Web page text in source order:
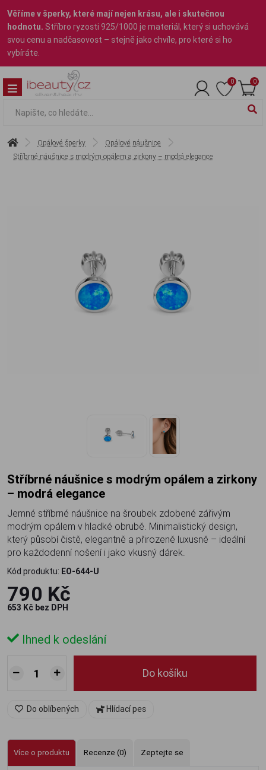
Věříme v šperky, které mají nejen krásu, ale i skutečnou
hodnotu. Stříbro ryzosti 925/1000 je materiál, který si uchovává
svou cenu a nadčasovost – stejně jako chvíle, pro které si ho
vybíráte.
0 0
Opálové šperky
Opálové náušnice
Stříbrné náušnice s modrým opálem a zirkony – modrá elegance
Stříbrné náušnice s modrým opálem a zirkony
– modrá elegance
Jemné stříbrné náušnice na šroubek zdobené zářivým
modrým opálem v hladké obrubě. Minimalistický design,
který působí čistě, elegantně a přirozeně luxusně – ideální
pro každodenní nošení i jako vkusný dárek.
Kód produktu: EO-644-U
790 Kč
653 Kč bez DPH
Ihned k odeslání
Do košíku
Do oblíbených Hlídací pes
Více o produktu Recenze (0) Zeptejte se